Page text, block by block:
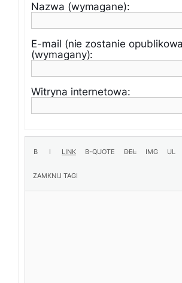
Nazwa (wymagane):
E-mail (nie zostanie
(wymagany):
Witryna internetowa: